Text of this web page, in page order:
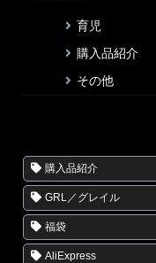
育児
購入品紹介
その他
購入品紹介
GRL／グレイル
福袋
AliExpress